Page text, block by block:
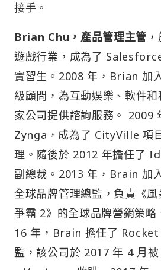
接手。
Brian Chu，產品管理主管
遊戲行業，成為了
實習生。2008 年，Brian 加
級顧問，為互動娛樂、軟件
家公司提供諮詢服務。 2009
Zynga，成為了 CityVille 項
理。隨後於 2012 年擔任了
副總裁。2013 年，Brain 加
全球品牌管理總監，負責《
爭霸 2》的全球品牌營銷策略
16 年，Brain 擔任了
監，該公司於 2017 年 4 月